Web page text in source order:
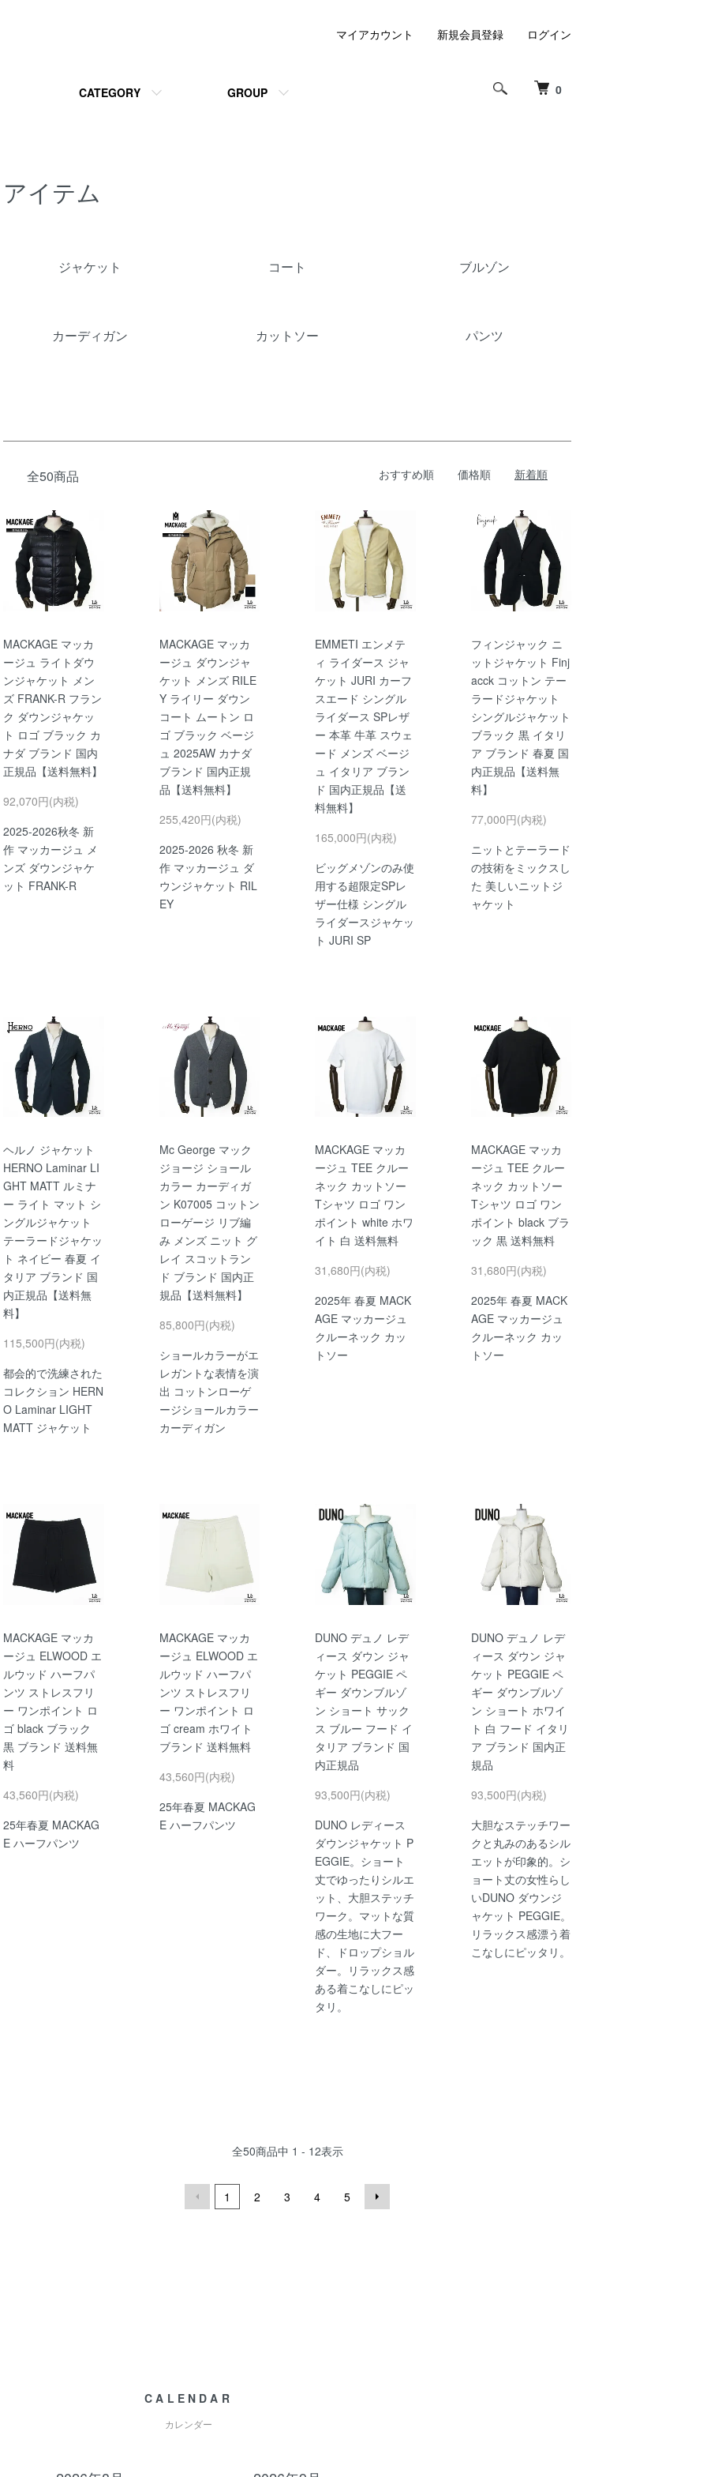
0
CATEGORY GROUP
マイアカウント 新規会員登録 ログイン
アイテム
ジャケット
コート ブルゾン
カーディガン カットソー パンツ
全50商品 おすすめ順 価格順 新着順
MACKAGE マッカ
ージュ ライトダウ
ンジャケット メン
ズ FRANK-R フラン
ク ダウンジャケッ
ト ロゴ ブラック カ
ナダ ブランド 国内
正規品【送料無料】
92,070円(内税)
2025-2026秋冬 新
作 マッカージュ メ
ンズ ダウンジャケ
ット FRANK-R
MACKAGE マッカ
ージュ ダウンジャ
ケット メンズ RILE
Y ライリー ダウン
コート ムートン ロ
ゴ ブラック ベージ
ュ 2025AW カナダ
ブランド 国内正規
品【送料無料】
255,420円(内税)
2025-2026 秋冬 新
作 マッカージュ ダ
ウンジャケット RIL
EY
EMMETI エンメテ
ィ ライダース ジャ
ケット JURI カーフ
スエード シングル
ライダース SPレザ
ー 本革 牛革 スウェ
ード メンズ ベージ
ュ イタリア ブラン
ド 国内正規品【送
料無料】
165,000円(内税)
ビッグメゾンのみ使
用する超限定SPレ
ザー仕様 シングル
ライダースジャケッ
ト JURI SP
フィンジャック ニ
ットジャケット Finj
acck コットン テー
ラードジャケット
シングルジャケット
ブラック 黒 イタリ
ア ブランド 春夏 国
内正規品【送料無
料】
77,000円(内税)
ニットとテーラード
の技術をミックスし
た 美しいニットジ
ャケット
ヘルノ ジャケット
HERNO Laminar LI
GHT MATT ルミナ
ー ライト マット シ
ングルジャケット
テーラードジャケッ
ト ネイビー 春夏 イ
タリア ブランド 国
内正規品【送料無
料】
115,500円(内税)
都会的で洗練された
コレクション HERN
O Laminar LIGHT
MATT ジャケット
Mc George マック
ジョージ ショール
カラー カーディガ
ン K07005 コットン
ローゲージ リブ編
み メンズ ニット グ
レイ スコットラン
ド ブランド 国内正
規品【送料無料】
85,800円(内税)
ショールカラーがエ
レガントな表情を演
出 コットンローゲ
ージショールカラー
カーディガン
MACKAGE マッカ
ージュ TEE クルー
ネック カットソー
Tシャツ ロゴ ワン
ポイント white ホワ
イト 白 送料無料
31,680円(内税)
2025年 春夏 MACK
AGE マッカージュ
クルーネック カッ
トソー
MACKAGE マッカ
ージュ TEE クルー
ネック カットソー
Tシャツ ロゴ ワン
ポイント black ブラ
ック 黒 送料無料
31,680円(内税)
2025年 春夏 MACK
AGE マッカージュ
クルーネック カッ
トソー
MACKAGE マッカ
ージュ ELWOOD エ
ルウッド ハーフパ
ンツ ストレスフリ
ー ワンポイント ロ
ゴ black ブラック
黒 ブランド 送料無
料
43,560円(内税)
25年春夏 MACKAG
E ハーフパンツ
MACKAGE マッカ
ージュ ELWOOD エ
ルウッド ハーフパ
ンツ ストレスフリ
ー ワンポイント ロ
ゴ cream ホワイト
ブランド 送料無料
43,560円(内税)
25年春夏 MACKAG
E ハーフパンツ
DUNO デュノ レデ
ィース ダウン ジャ
ケット PEGGIE ペ
ギー ダウンブルゾ
ン ショート サック
ス ブルー フード イ
タリア ブランド 国
内正規品
93,500円(内税)
DUNO レディース
ダウンジャケット P
EGGIE。ショート
丈でゆったりシルエ
ット、大胆ステッチ
ワーク。マットな質
感の生地に大フー
ド、ドロップショル
ダー。リラックス感
ある着こなしにピッ
タリ。
DUNO デュノ レデ
ィース ダウン ジャ
ケット PEGGIE ペ
ギー ダウンブルゾ
ン ショート ホワイ
ト 白 フード イタリ
ア ブランド 国内正
規品
93,500円(内税)
大胆なステッチワー
クと丸みのあるシル
エットが印象的。シ
ョート丈の女性らし
いDUNO ダウンジ
ャケット PEGGIE。
リラックス感漂う着
こなしにピッタリ。
全50商品中 1 - 12表示
1 2 3 4 5
CALENDAR
カレンダー